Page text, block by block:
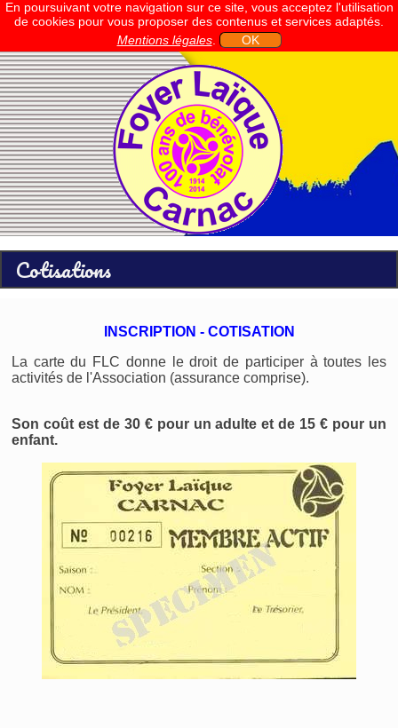
En poursuivant votre navigation sur ce site, vous acceptez l'utilisation
de cookies pour vous proposer des contenus et services adaptés.
Mentions légales. OK
Cotisations
INSCRIPTION - COTISATION
La carte du FLC donne le droit de participer à toutes les
activités de l'Association (assurance comprise).
Son coût est de 30 € pour un adulte et de 15 € pour un
enfant.